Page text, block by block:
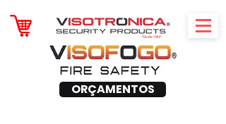
ORÇAMENTOS